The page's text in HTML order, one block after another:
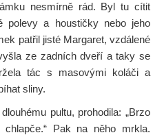
nesmírně rád. Byl tu cítit
polevy a houstičky nebo jeho
patřil jisté Margaret, vzdálené
ze zadních dveří a taky se
tác s masovými koláči a
sliny.
pultu, prohodila: „Brzo
Pak na něho mrkla.